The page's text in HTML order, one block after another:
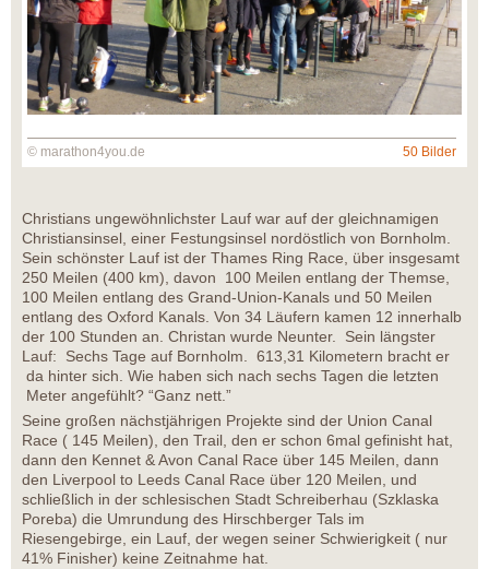
© marathon4you.de 50 Bilder
Christians ungewöhnlichster Lauf war auf der gleichnamigen
Christiansinsel, einer Festungsinsel nordöstlich von Bornholm.
Sein schönster Lauf ist der Thames Ring Race, über insgesamt
250 Meilen (400 km), davon 100 Meilen entlang der Themse,
100 Meilen entlang des Grand-Union-Kanals und 50 Meilen
entlang des Oxford Kanals. Von 34 Läufern kamen 12 innerhalb
der 100 Stunden an. Christan wurde Neunter. Sein längster
Lauf: Sechs Tage auf Bornholm. 613,31 Kilometern bracht er
da hinter sich. Wie haben sich nach sechs Tagen die letzten
Meter angefühlt? “Ganz nett.”
Seine großen nächstjährigen Projekte sind der Union Canal
Race ( 145 Meilen), den Trail, den er schon 6mal gefinisht hat,
dann den Kennet & Avon Canal Race über 145 Meilen, dann
den Liverpool to Leeds Canal Race über 120 Meilen, und
schließlich in der schlesischen Stadt Schreiberhau (Szklaska
Poreba) die Umrundung des Hirschberger Tals im
Riesengebirge, ein Lauf, der wegen seiner Schwierigkeit ( nur
41% Finisher) keine Zeitnahme hat.